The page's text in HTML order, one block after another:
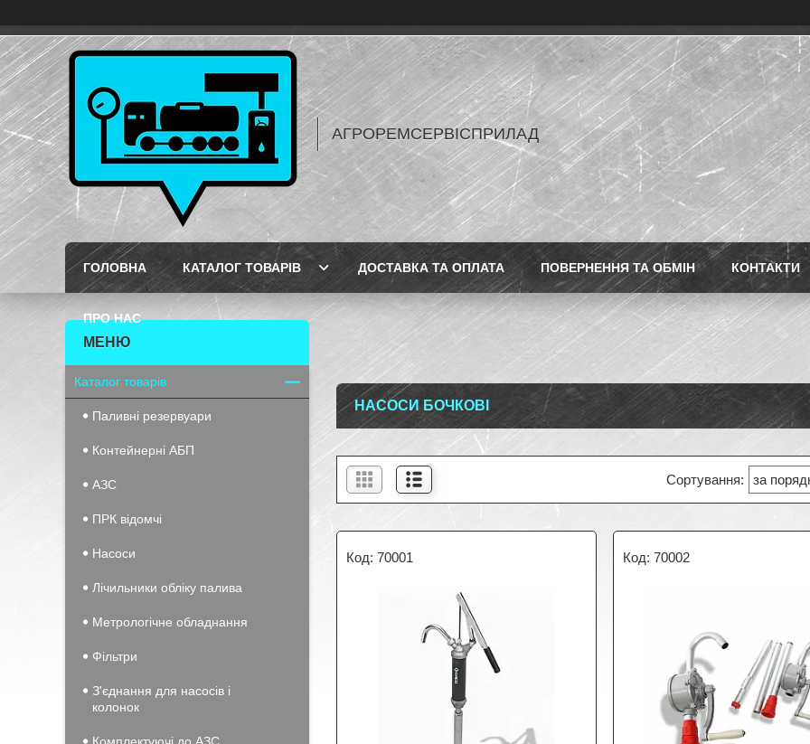
АГРОРЕМСЕРВІСПРИЛАД
ГОЛОВНА КАТАЛОГ ТОВАРІВ ДОСТАВКА ТА ОПЛАТА ПОВЕРНЕННЯ ТА ОБМІН КОНТАКТИ
ПРО НАС
НАСОСИ БОЧКОВІ
70001 70002
Каталог товарів
Паливні резервуари
Контейнерні АБП
АЗС
ПРК відомчі
Насоси
Лічильники обліку палива
Метрологічне обладнання
Фільтри
З'єднання для насосів і
колонок